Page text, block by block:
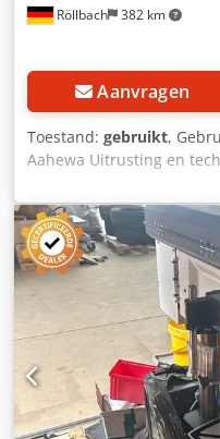
Röllbach 382 km
Aanvragen
Toestand: gebruikt,
Aahewa Uitrusting en
bestaande uit een
schroefboren, met de
bevestigen volgens een
boorrij met een afstand
achteren met een afstand
bijvoorbeeld voor Häfele
rollenbanen links en
Beschikbaarheid: op
Röllbach